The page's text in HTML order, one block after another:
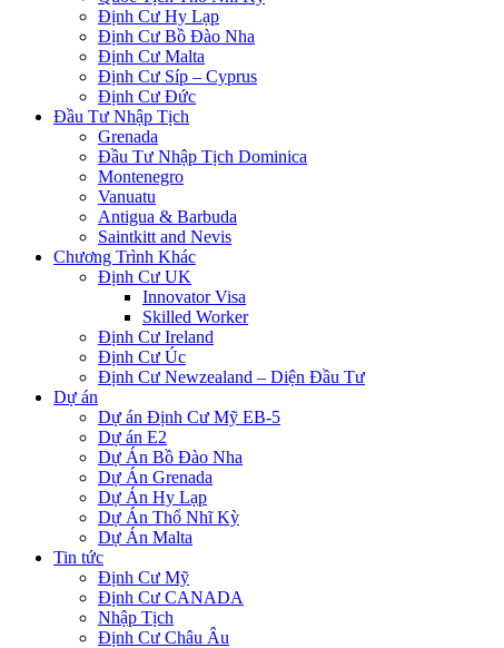
Định Cư Hy Lạp
Định Cư Bồ Đào Nha
Định Cư Malta
Định Cư Síp – Cyprus
Định Cư Đức
Đầu Tư Nhập Tịch
Grenada
Đầu Tư Nhập Tịch Dominica
Montenegro
Vanuatu
Antigua & Barbuda
Saintkitt and Nevis
Chương Trình Khác
Định Cư UK
Innovator Visa
Skilled Worker
Định Cư Ireland
Định Cư Úc
Định Cư Newzealand – Diện Đầu Tư
Dự án
Dự án Định Cư Mỹ EB-5
Dự án E2
Dự Án Bồ Đào Nha
Dự Án Grenada
Dự Án Hy Lạp
Dự Án Thổ Nhĩ Kỳ
Dự Án Malta
Tin tức
Định Cư Mỹ
Định Cư CANADA
Nhập Tịch
Định Cư Châu Âu